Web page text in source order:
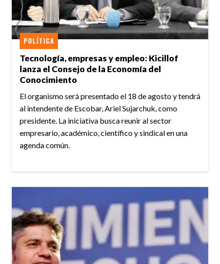
Tecnología, empresas y empleo: Kicillof
lanza el Consejo de la Economía del
Conocimiento
POLÍTICA
El organismo será presentado el 18 de agosto y tendrá
al intendente de Escobar, Ariel Sujarchuk, como
presidente. La iniciativa busca reunir al sector
empresario, académico, científico y sindical en una
agenda común.